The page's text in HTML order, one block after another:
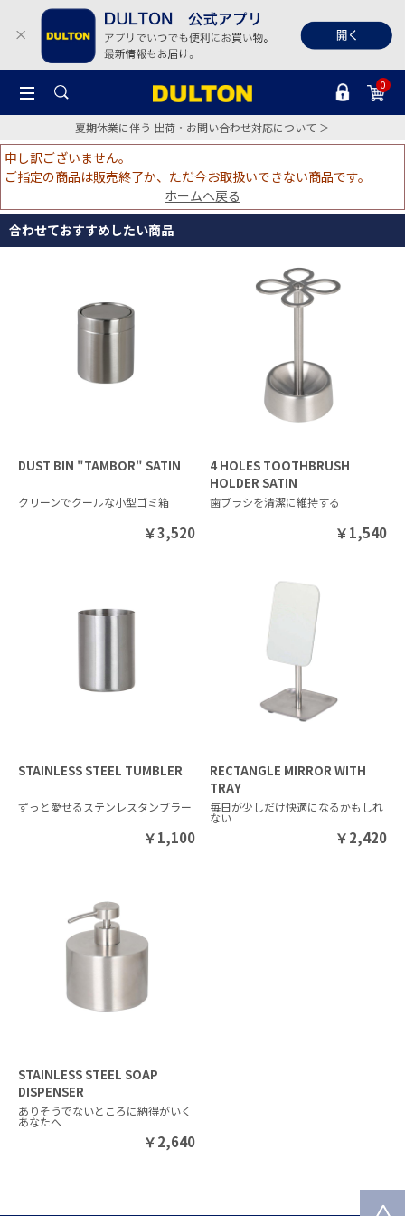
0
夏期休業に伴う 出荷・お問い合わせ対応について ＞
申し訳ございません。
ご指定の商品は販売終了か、ただ今お取扱いできない商品です。
ホームへ戻る
合わせておすすめしたい商品
DUST BIN "TAMBOR" SATIN
クリーンでクールな小型ゴミ箱
￥3,520
4 HOLES TOOTHBRUSH
HOLDER SATIN
歯ブラシを清潔に維持する
￥1,540
STAINLESS STEEL TUMBLER
ずっと愛せるステンレスタンブラー
￥1,100
RECTANGLE MIRROR WITH
TRAY
毎日が少しだけ快適になるかもしれ
ない
￥2,420
STAINLESS STEEL SOAP
DISPENSER
ありそうでないところに納得がいく
あなたへ
￥2,640